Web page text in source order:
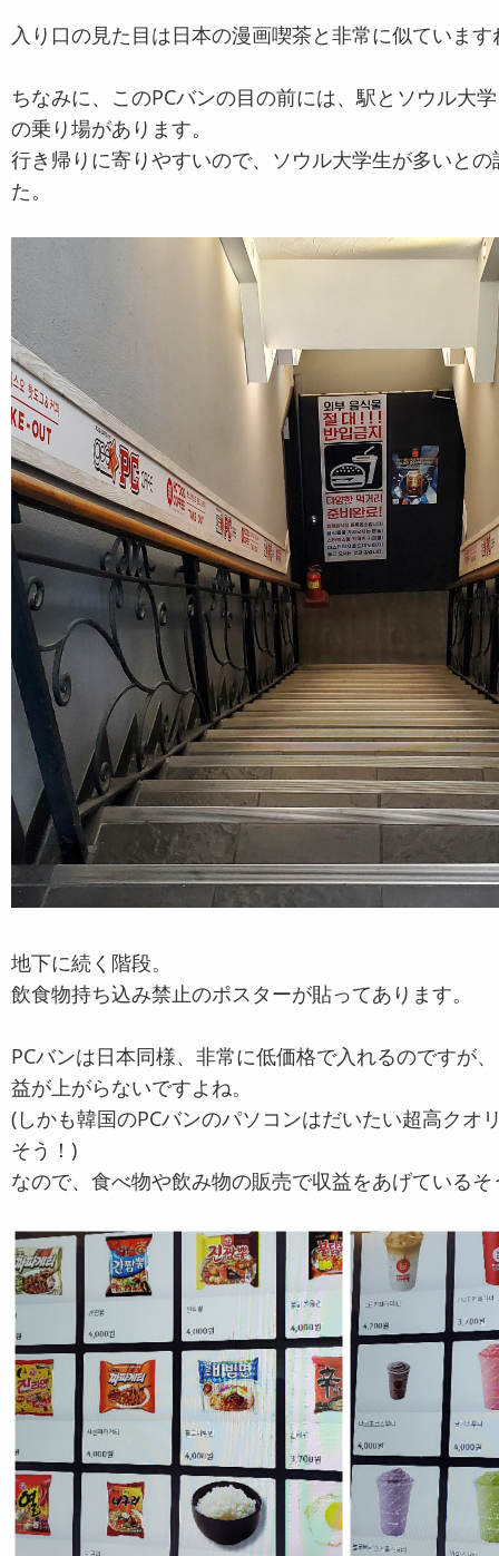
入り口の見た目は日本の漫画喫茶と非常に似ていま
ちなみに、このPCバンの目の前には、駅とソウル大
の乗り場があります。
行き帰りに寄りやすいので、ソウル大学生が多いと
た。
地下に続く階段。
飲食物持ち込み禁止のポスターが貼ってあります。
PCバンは日本同様、非常に低価格で入れるのですが
益が上がらないですよね。
(しかも韓国のPCバンのパソコンはだいたい超高クオ
そう！)
なので、食べ物や飲み物の販売で収益をあげているそ